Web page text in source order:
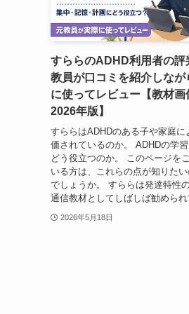
すららのADHD利用者の評
教員が口コミを紹介しなが
に使ってレビュー【教材画
2026年版】
すららはADHDのある子や家庭に
価されているのか。 ADHDの学
どう役立つのか。 このページを
いる方は、これらの点が知りた
でしょうか。 すららは発達特性
通信教材としてしばしば勧められ
2026年5月18日